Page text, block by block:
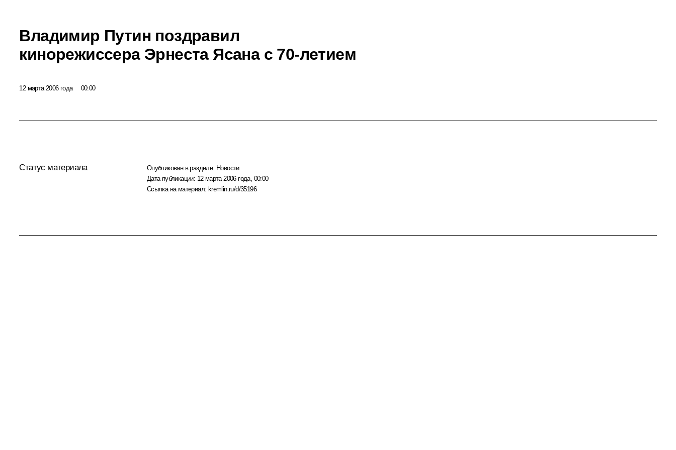
Владимир Путин поздравил
кинорежиссера Эрнеста Ясана с 70-летием
12 марта 2006 года 00:00
Статус материала Опубликован в разделе: Новости
Дата публикации: 12 марта 2006 года, 00:00
Ссылка на материал: kremlin.ru/d/35196